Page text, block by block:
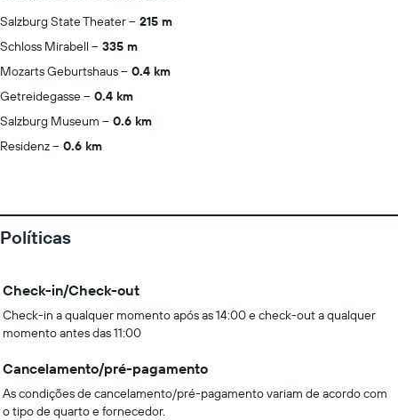
Salzburg State Theater
215 m
Schloss Mirabell
335 m
Mozarts Geburtshaus
0.4 km
Getreidegasse
0.4 km
Salzburg Museum
0.6 km
Residenz
0.6 km
Políticas
Check-in/Check-out
Check-in a qualquer momento após as 14:00 e check-out a qualquer
momento antes das 11:00
Cancelamento/pré-pagamento
As condições de cancelamento/pré-pagamento variam de acordo com
o tipo de quarto e fornecedor.